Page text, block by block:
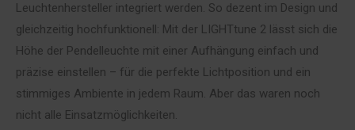
Leuchtenhersteller integriert werden. So dezent im Design und
gleichzeitig hochfunktionell: Mit der LIGHTtune 2 lässt sich die
Höhe der Pendelleuchte mit einer Aufhängung einfach und
präzise einstellen – für die perfekte Lichtposition und ein
stimmiges Ambiente in jedem Raum. Aber das waren noch
nicht alle Einsatzmöglichkeiten.